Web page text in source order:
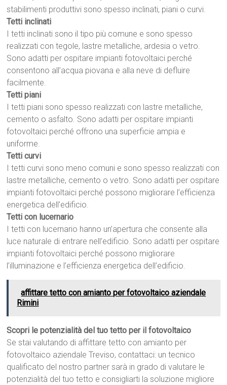
stabilimenti produttivi sono spesso inclinati, piani o curvi.
Tetti inclinati
I tetti inclinati sono il tipo più comune e sono spesso
realizzati con tegole, lastre metalliche, ardesia o vetro.
Sono adatti per ospitare impianti fotovoltaici perché
consentono all’acqua piovana e alla neve di defluire
facilmente.
Tetti piani
I tetti piani sono spesso realizzati con lastre metalliche,
cemento o asfalto. Sono adatti per ospitare impianti
fotovoltaici perché offrono una superficie ampia e
uniforme.
Tetti curvi
I tetti curvi sono meno comuni e sono spesso realizzati con
lastre metalliche, cemento o vetro. Sono adatti per ospitare
impianti fotovoltaici perché possono migliorare l’efficienza
energetica dell’edificio.
Tetti con lucernario
I tetti con lucernario hanno un’apertura che consente alla
luce naturale di entrare nell’edificio. Sono adatti per ospitare
impianti fotovoltaici perché possono migliorare
l’illuminazione e l’efficienza energetica dell’edificio.
affittare tetto con amianto per fotovoltaico aziendale
Rimini
Scopri le potenzialità del tuo tetto per il fotovoltaico
Se stai valutando di affittare tetto con amianto per
fotovoltaico aziendale Treviso, contattaci: un tecnico
qualificato del nostro partner sarà in grado di valutare le
potenzialità del tuo tetto e consigliarti la soluzione migliore